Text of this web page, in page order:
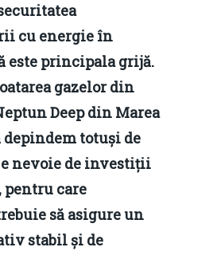
cu energie în
este principala grijă.
gazelor din
Deep din Marea
depindem totuși de
nevoie de investiții
care
să asigure un
stabil și de